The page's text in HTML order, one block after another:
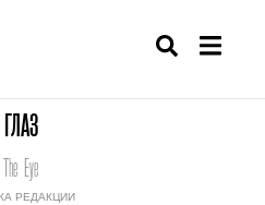
ГЛАЗ
РЕДАКЦИИ
The Eye